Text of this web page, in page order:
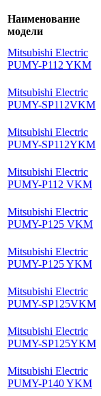
Наименование
модели
Mitsubishi Electric
PUMY-P112 YKM
Mitsubishi Electric
PUMY-SP112VKM
Mitsubishi Electric
PUMY-SP112YKM
Mitsubishi Electric
PUMY-P112 VKM
Mitsubishi Electric
PUMY-P125 VKM
Mitsubishi Electric
PUMY-P125 YKM
Mitsubishi Electric
PUMY-SP125VKM
Mitsubishi Electric
PUMY-SP125YKM
Mitsubishi Electric
PUMY-P140 YKM